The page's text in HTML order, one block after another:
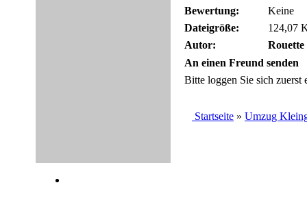
Bewertung:
Keine
Dateigröße:
124,07
Autor:
Rouette
An einen Freund senden
Bitte loggen Sie sich zuerst
Startseite » Umzug